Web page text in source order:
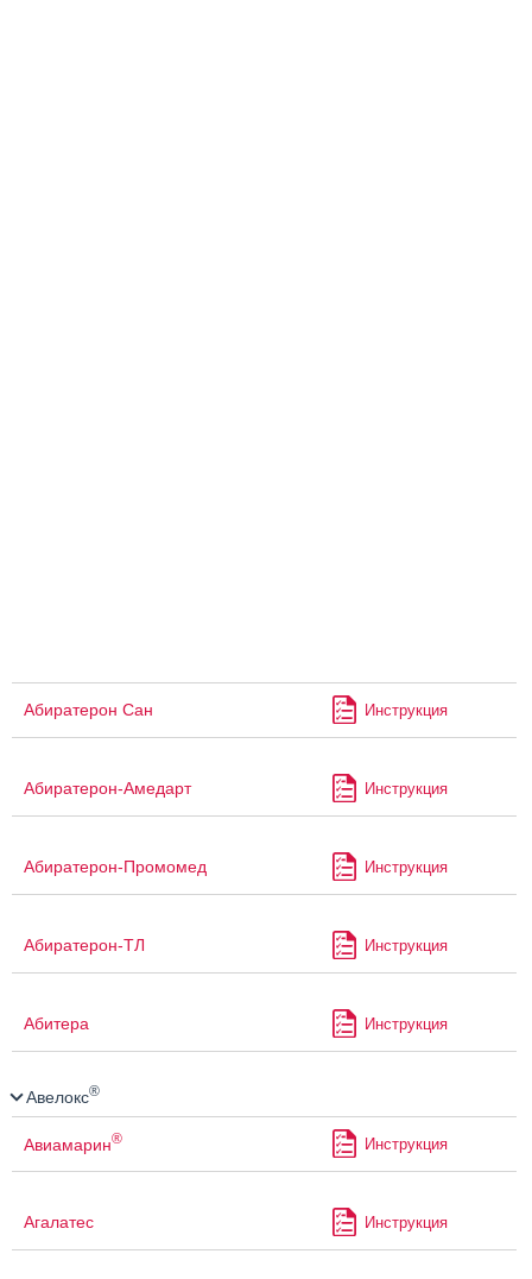
Абиратерон Сан Инструкция
Абиратерон-Амедарт Инструкция
Абиратерон-Промомед Инструкция
Абиратерон-ТЛ Инструкция
Абитера Инструкция
Авелокс®
Авиамарин® Инструкция
Агалатес Инструкция